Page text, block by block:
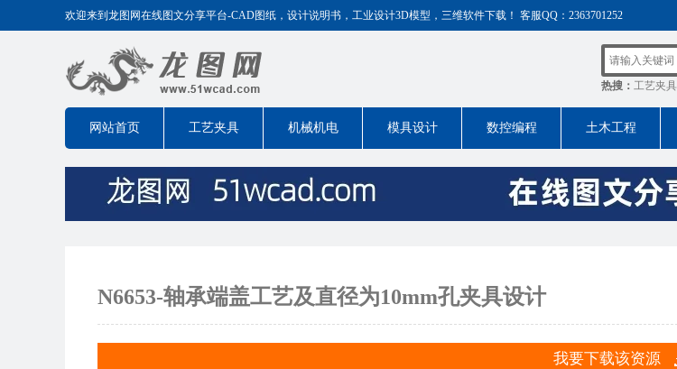
欢迎来到龙图网在线图文分享平台-CAD图纸，设计说明书，工业设计3D模型，三维软件下载！ 客服QQ：2363701252
热搜： 工艺夹具
网站首页 工艺夹具 机械机电 模具设计 数控编程 土木工程
N6653-轴承端盖工艺及直径为10mm孔夹具设计
我要下载该资源